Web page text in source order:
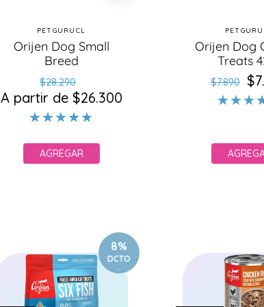
Proveedor:
PETGURUCL
Orijen Dog Small
Breed
Precio
habitual
$28.290Precio
de
oferta
A partir de $26.300
AGREGAR
Orijen Dog
Treats
$7.890
de
8%
DCTO
.